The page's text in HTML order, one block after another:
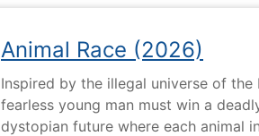
Animal Race (2026)
Inspired by the illegal universe of the
fearless young man must win a
dystopian future where each animal